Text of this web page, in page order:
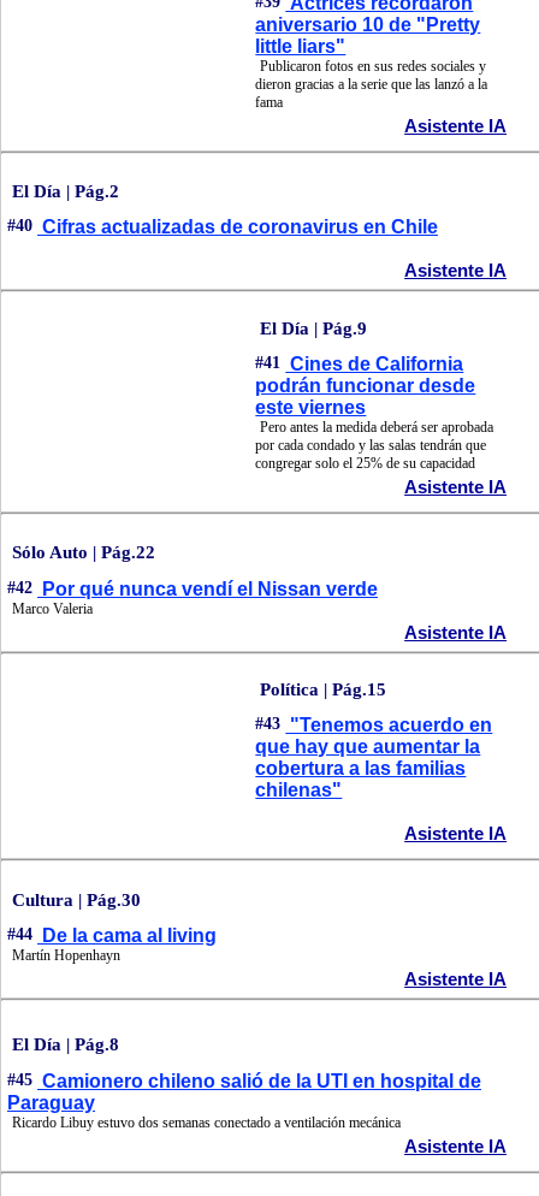
aniversario 10 de "Pretty
little liars"
Publicaron fotos en sus redes sociales y
dieron gracias a la serie que las lanzó a la
fama
Asistente IA
El Día | Pág.2
#40 Cifras actualizadas de coronavirus en Chile
Asistente IA
El Día | Pág.9
#41
Cines de California
podrán funcionar desde
este viernes
Pero antes la medida deberá ser aprobada
por cada condado y las salas tendrán que
congregar solo el 25% de su capacidad
Asistente IA
Sólo Auto | Pág.22
#42 Por qué nunca vendí el Nissan verde
Marco Valeria
Asistente IA
Política | Pág.15
#43 "Tenemos acuerdo en
que hay que aumentar la
cobertura a las familias
chilenas"
Asistente IA
Cultura | Pág.30
#44 De la cama al living
Martín Hopenhayn
Asistente IA
El Día | Pág.8
#45 Camionero chileno salió de la UTI en hospital de
Paraguay
Ricardo Libuy estuvo dos semanas conectado a ventilación mecánica
Asistente IA